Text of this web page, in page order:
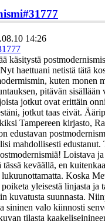
#31777
14:26
käsitystä
haettuani netistä tätä
kuten monen
pitävän sisällään
jotkut ovat erittäin
jotkut taas eivät.
Tampereen kirjasto,
edustavan
mahdollisesti edustanut.
Loistava
keväällä, en
Koska
yleisestä linjasta ja
kuvatusta suunnasta.
sininen valo kiinnosti
tilasta